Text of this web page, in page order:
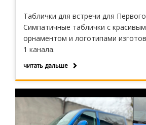
Таблички для встречи для
Симпатичные таблички с
орнаментом и логотипами
1 канала.
читать дальше